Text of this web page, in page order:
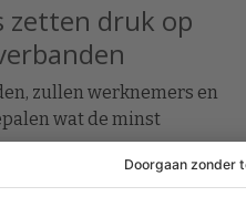
zetten druk op
zullen werknemers en
wat de minst